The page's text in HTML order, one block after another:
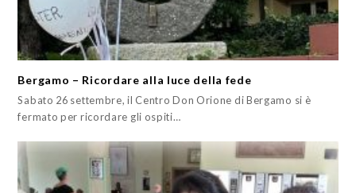
Bergamo – Ricordare alla luce della fede
Sabato 26 settembre, il Centro Don Orione di Bergamo si è
fermato per ricordare gli ospiti…